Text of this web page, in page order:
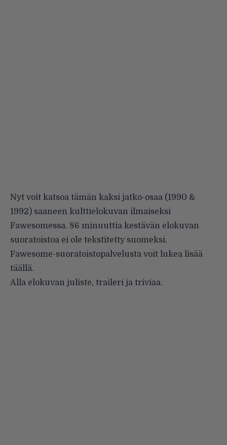
Nyt voit katsoa tämän kaksi jatko-osaa (1990 &
1992) saaneen kulttielokuvan ilmaiseksi
Fawesomessa. 86 minuuttia kestävän elokuvan
suoratoistoa ei ole tekstitetty suomeksi.
Fawesome-suoratoistopalvelusta voit lukea lisää
täällä.
Alla elokuvan juliste, traileri ja triviaa.